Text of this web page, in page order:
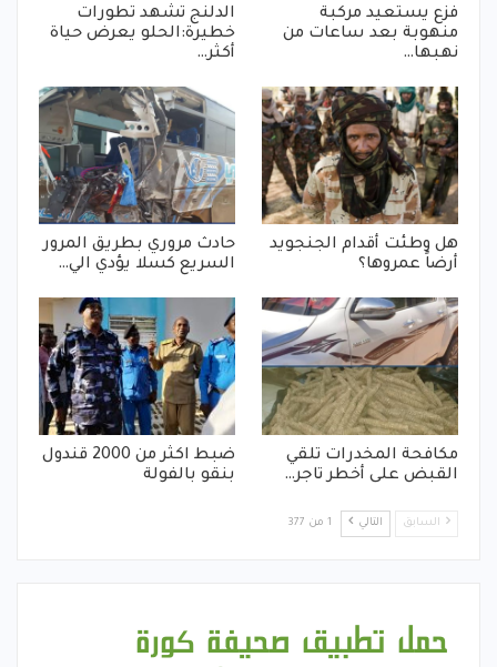
فزع يستعيد مركبة
منهوبة بعد ساعات من
نهبها…
الدلنج تشهد تطورات
خطيرة:الحلو يعرض حياة
أكثر…
هل وطئت أقدام الجنجويد
أرضاً عمروها؟
حادث مروري بطريق المرور
السريع كسلا يؤدي الي…
مكافحة المخدرات تلقي
القبض على أخطر تاجر…
ضبط اكثر من 2000 قندول
بنقو بالفولة
السابق التالي 1 من 377